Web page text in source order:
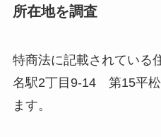
所在地を調査
特商法に記載されている
名駅2丁目9-14 第15平
ます。